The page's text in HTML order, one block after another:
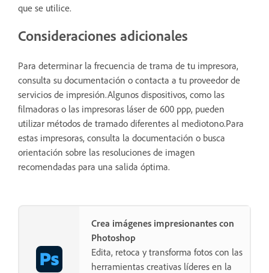
que se utilice.
Consideraciones adicionales
Para determinar la frecuencia de trama de tu impresora,
consulta su documentación o contacta a tu proveedor de
servicios de impresión.Algunos dispositivos, como las
filmadoras o las impresoras láser de 600 ppp, pueden
utilizar métodos de tramado diferentes al mediotono.Para
estas impresoras, consulta la documentación o busca
orientación sobre las resoluciones de imagen
recomendadas para una salida óptima.
Crea imágenes impresionantes con
Photoshop
Edita, retoca y transforma fotos con las
herramientas creativas líderes en la